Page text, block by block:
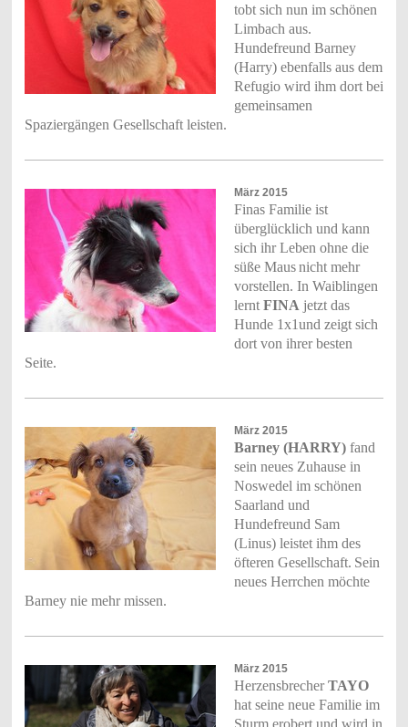
tobt sich nun im schönen
Limbach aus.
Hundefreund Barney
(Harry) ebenfalls aus dem
Refugio wird ihm dort bei
gemeinsamen
Spaziergängen Gesellschaft leisten.
März 2015
Finas Familie ist
überglücklich und kann
sich ihr Leben ohne die
süße Mausnicht mehr
vorstellen. In Waiblingen
lernt FINA jetzt das
Hunde 1x1und zeigt sich
dort von ihrer besten
Seite.
März 2015
Barney (HARRY)fand
sein neues Zuhause in
Noswedel im schönen
Saarland und
Hundefreund Sam
(Linus) leistet ihm des
öfteren Gesellschaft. Sein
neues Herrchen möchte
Barney nie mehr missen.
März 2015
HerzensbrecherTAYO
hat seine neue Familie im
Sturm erobert und wird in